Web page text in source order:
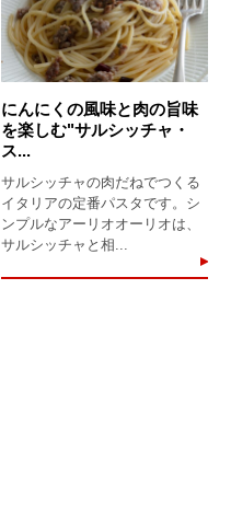
にんにくの風味と肉の旨味
を楽しむ"サルシッチャ・
ス...
サルシッチャの肉だねでつくる
イタリアの定番パスタです。シ
ンプルなアーリオオーリオは、
サルシッチャと相...